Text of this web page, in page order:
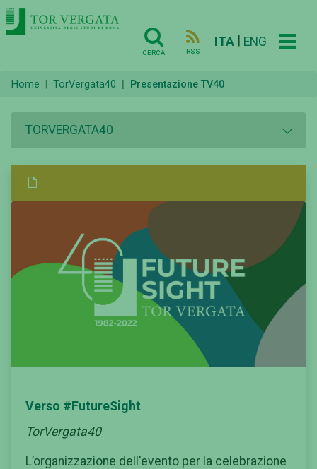
CERCA RSS
ITA ENG
Home TorVergata40 Presentazione TV40
TORVERGATA40
Verso #FutureSight
TorVergata40
L’organizzazione dell'evento per la celebrazione